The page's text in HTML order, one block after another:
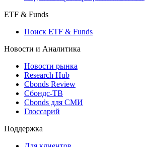
ETF & Funds
Поиск ETF & Funds
Новости и Аналитика
Новости рынка
Research Hub
Cbonds Review
Сбондс-ТВ
Cbonds для СМИ
Глоссарий
Поддержка